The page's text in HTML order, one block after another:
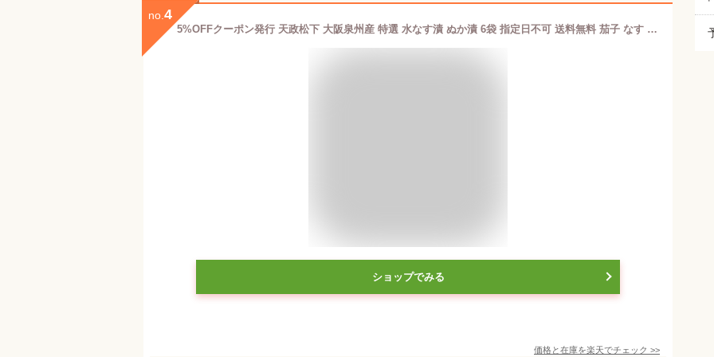
no. 4
5%OFFクーポン発行 天政松下 大阪泉州産 特選 水なす漬 ぬか漬 6袋 指定日不可 送料無料 茄子 なす ナス 漬け物 ぬか漬け 贈答 生産者直送 御中元 お取り寄せ
ショップでみる
価格と在庫を楽天でチェック >>